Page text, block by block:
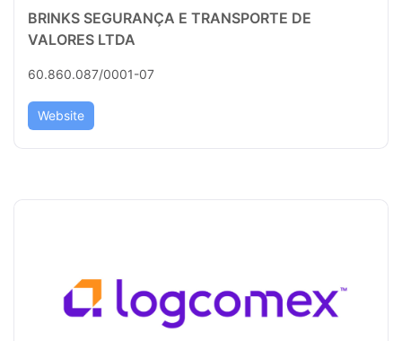
BRINKS SEGURANÇA E TRANSPORTE DE
VALORES LTDA
60.860.087/0001-07
Website